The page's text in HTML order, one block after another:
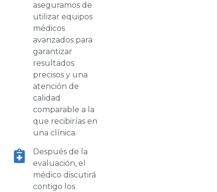
aseguramos de
utilizar equipos
médicos
avanzados para
garantizar
resultados
precisos y una
atención de
calidad
comparable a la
que recibirías en
una clínica.
Después de la
evaluación, el
médico discutirá
contigo los